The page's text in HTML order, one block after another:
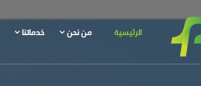
الرئيسية من نحن خدماتنا